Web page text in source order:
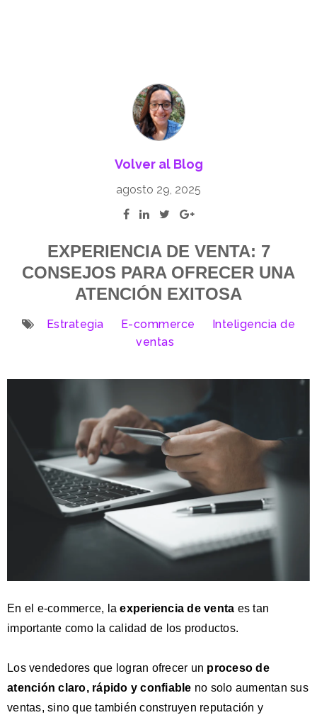
Volver al Blog
agosto 29, 2025
EXPERIENCIA DE VENTA: 7
CONSEJOS PARA OFRECER UNA
ATENCIÓN EXITOSA
Estrategia E-commerce
Inteligencia de
ventas
En el e-commerce, laexperiencia de venta es tan
importante como la calidad de los productos.
Los vendedores que logran ofrecer un proceso de
atención claro, rápido y confiable no solo aumentan sus
ventas, sino que también construyen reputación y